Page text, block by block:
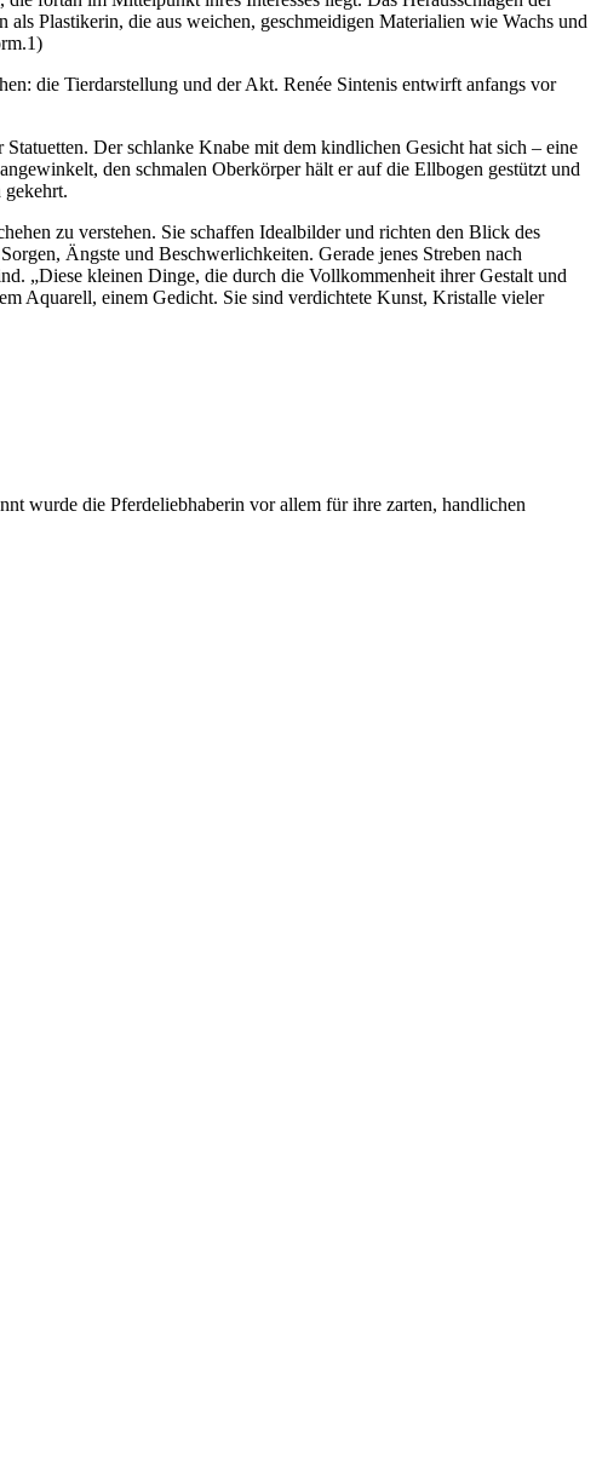
Plastikerin, die aus weichen, geschmeidigen Materialien wie Wachs und
die Tierdarstellung und der Akt. Renée Sintenis entwirft anfangs vor
Der schlanke Knabe mit dem kindlichen Gesicht hat sich – eine
den schmalen Oberkörper hält er auf die Ellbogen gestützt und
zu verstehen. Sie schaffen Idealbilder und richten den Blick des
Ängste und Beschwerlichkeiten. Gerade jenes Streben nach
„Diese kleinen Dinge, die durch die Vollkommenheit ihrer Gestalt und
Aquarell, einem Gedicht. Sie sind verdichtete Kunst, Kristalle vieler
wurde die Pferdeliebhaberin vor allem für ihre zarten, handlichen